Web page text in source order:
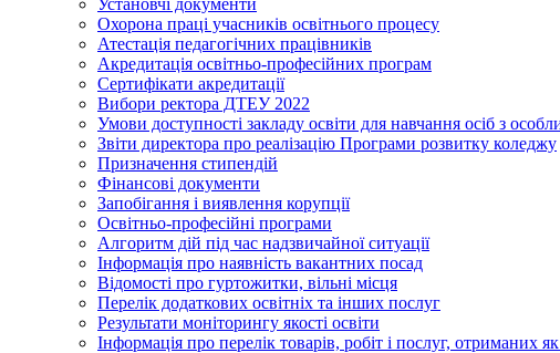
Установчі документи
Охорона праці учасників освітнього процесу
Атестація педагогічних працівників
Акредитація освітньо-професійних програм
Сертифікати акредитації
Вибори ректора ДТЕУ 2022
Умови доступності закладу освіти для навчання осіб з
Звіти директора про реалізацію Програми розвитку коледжу
Призначення стипендій
Фінансові документи
Запобігання і виявлення корупції
Освітньо-професійні програми
Алгоритм дій під час надзвичайної ситуації
Інформація про наявність вакантних посад
Відомості про гуртожитки, вільні місця
Перелік додаткових освітніх та інших послуг
Результати моніторингу якості освіти
Інформація про перелік товарів, робіт і послуг, отриманих